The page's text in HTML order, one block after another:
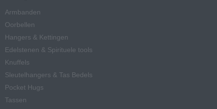
Armbanden
Oorbellen
Hangers & Kettingen
Edelstenen & Spirituele tools
Knuffels
Sleutelhangers & Tas Bedels
Pocket Hugs
Tassen